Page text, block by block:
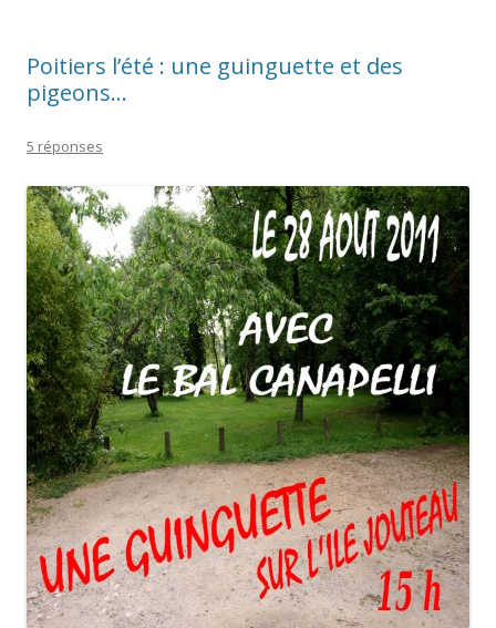
Poitiers l’été : une guinguette et des
pigeons…
5 réponses